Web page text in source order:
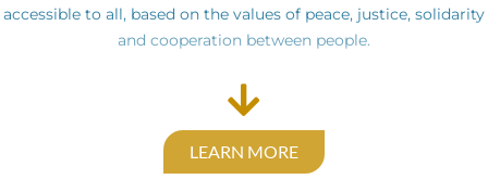
accessible to all, based on the values of peace, justice, solidarity
and cooperation between people.
LEARN MORE